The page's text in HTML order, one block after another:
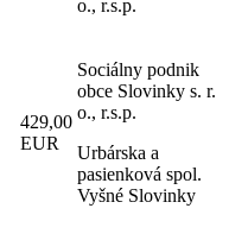
o., r.s.p.
429,00
EUR
Sociálny podnik
obce Slovinky s. r.
o., r.s.p.
Urbárska a
pasienková spol.
Vyšné Slovinky